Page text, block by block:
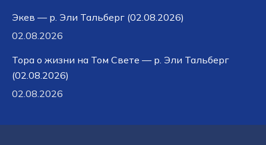
Экев — р. Эли Тальберг (02.08.2026)
02.08.2026
Тора о жизни на Том Свете — р. Эли Тальберг
(02.08.2026)
02.08.2026